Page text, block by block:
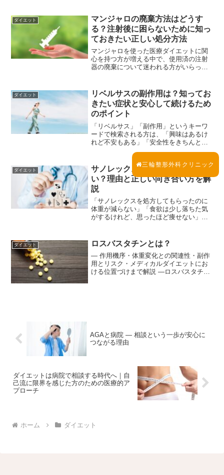
じめとした栄養サプリを取り入れている
方は多く、マンジャロ...
ダイエット
マンジャロの廃棄方法はどうす
る？注射後に困らないために知っ
ておきたい正しい処分方法
マンジャロを使った医療ダイエットに関
心を持つ方が増える中で、使用済の注射
器の廃棄について迷われる方がいらっし
丈夫？」「針がついたままだけど危なく
ない？」こうした疑問を持...
ダイエット
リベルサスの副作用は？知ってお
きたい症状と安心して続けるため
のポイント
「リベルサス」「副作用」というキーワ
ードで検索される方は、「興味はあるけ
れど不安もある」「安全性をきちんと知
はないでしょうか。リベルサスは医師の
管理のもとで使用される医療用医薬品で
あり、正しく理解したうえ...
ダイエット
サノレックスを飲んでも痩せな
い？理由と正しい向き合い方を解
説
「サノレックスを処方してもらったのに
体重が減らない」「食欲は少し落ちた気
がするけれど、思ったほど痩せない」サ
れている数少ない内服薬です。そのため
「医師が処方する薬＝確実に...
ダイエット ロスバスタチンとは？
― 作用機序・体重変化との関連性・副作
用とリスク・メディカルダイエットにお
ける位置づけまで解説 ―ロスバスタチン
AGAと病院 ― 相談という一歩が安心に
つながる理由
ダイエットは病院で相談する時代へ｜自
己流に限界を感じた方のための医療的ア
プローチ
ホーム ダイエット
三輪整形外科クリニック